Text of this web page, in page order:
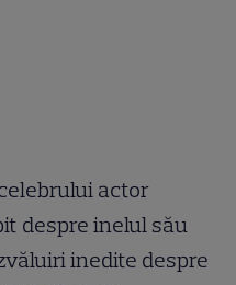
actor
despre inelul său
inedite despre